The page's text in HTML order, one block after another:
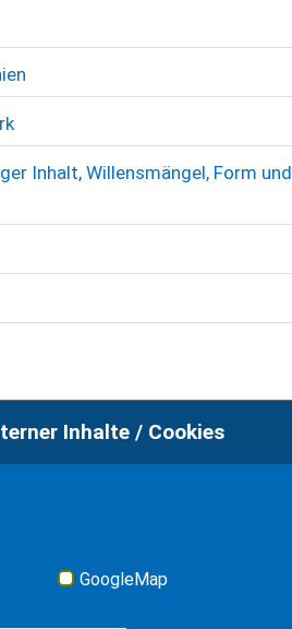
Inhalt, Willensmängel, Form und
Inhalte / Cookies
GoogleMap